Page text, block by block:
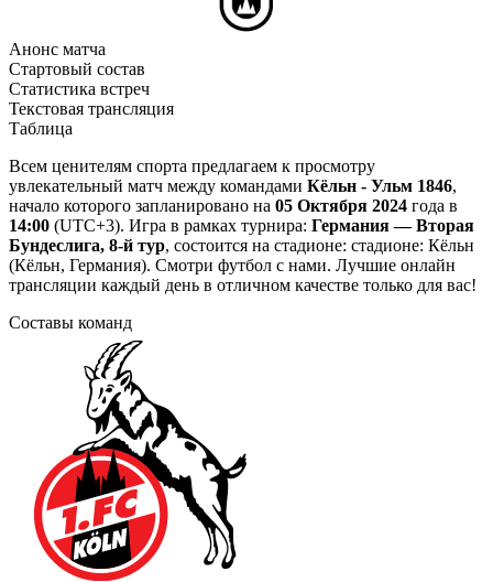
Анонс матча
Стартовый состав
Статистика встреч
Текстовая трансляция
Таблица
Всем ценителям спорта предлагаем к просмотру
увлекательный матч между командами Кёльн - Ульм 1846,
начало которого запланировано на 05 Октября 2024 года в
14:00 (UTC+3). Игра в рамках турнира: Германия — Вторая
Бундеслига, 8-й тур, состоится на стадионе: стадионе: Кёльн
(Кёльн, Германия). Смотри футбол с нами. Лучшие онлайн
трансляции каждый день в отличном качестве только для вас!
Составы команд